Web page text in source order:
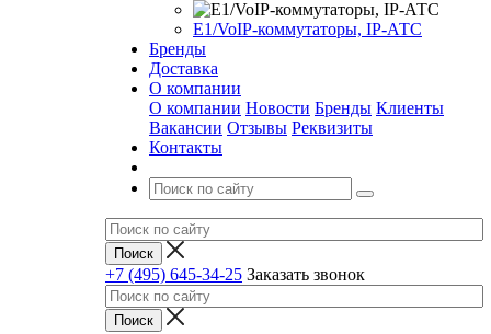
Е1/VoIP-коммутаторы, IP-АТС
Бренды
Доставка
О компании
О компании Новости Бренды Клиенты
Вакансии Отзывы Реквизиты
Контакты
+7 (495) 645-34-25 Заказать звонок